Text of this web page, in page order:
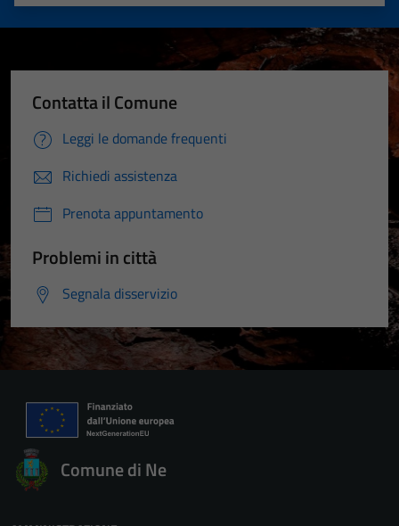
Contatta il Comune
Leggi le domande frequenti
Richiedi assistenza
Prenota appuntamento
Problemi in città
Segnala disservizio
Comune di Ne